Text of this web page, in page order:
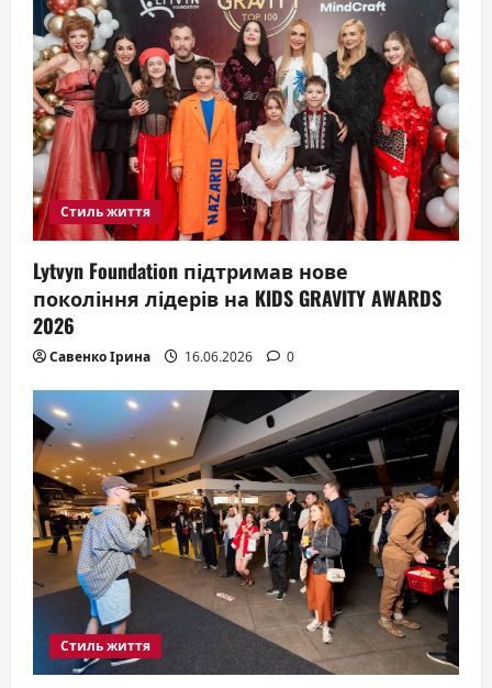
Стиль життя
Lytvyn Foundation підтримав нове
покоління лідерів на KIDS GRAVITY AWARDS
2026
Савенко Ірина 16.06.2026 0
Стиль життя